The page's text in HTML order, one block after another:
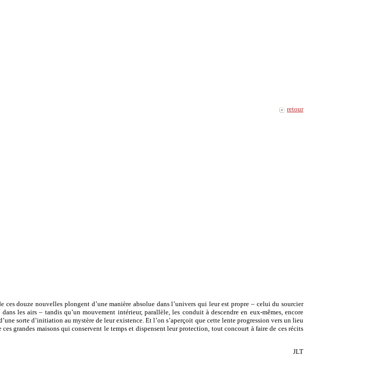
retour
ces douze nouvelles plongent d’une manière absolue dans l’univers qui leur est propre – celui du sourcier
les airs – tandis qu’un mouvement intérieur, parallèle, les conduit à descendre en eux-mêmes, encore
sorte d’initiation au mystère de leur existence. Et l’on s’aperçoit que cette lente progression vers un lieu
grandes maisons qui conservent le temps et dispensent leur protection, tout concourt à faire de ces récits
JLT